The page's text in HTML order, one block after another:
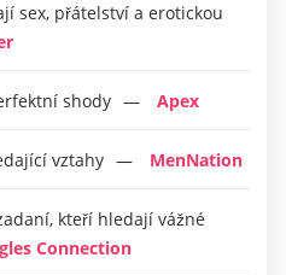
sex, přátelství a erotickou
shody Apex
vztahy MenNation
kteří hledají vážné
Connection